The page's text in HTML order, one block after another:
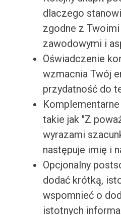
dlaczego
zgodne z
zawodowymi i
Oświadczenie
wzmacnia Twój
przydatność do
takie jak "Z
wyrazami
następuje imię i
Opcjonalny
dodać krótką,
wspomnieć o
istotnych